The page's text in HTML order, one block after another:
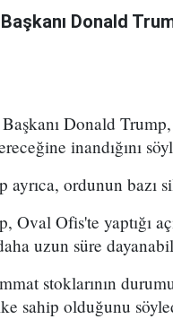
Donald
Donald Trump,
inandığını
ayrıca, ordunun bazı
Oval Ofis'te yaptığı
uzun süre
stoklarının
sahip olduğunu